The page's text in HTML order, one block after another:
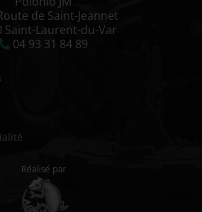
de Saint-Jeannet
Saint-Laurent-du-Var
04 93 31 84 89